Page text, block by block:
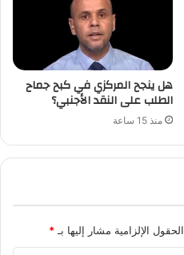
هل ينجح المركزي في كبح جماح
الطلب على النقد الأجنبي؟
منذ 15 ساعة
الحقول الإلزامية مشار إليها بـ *